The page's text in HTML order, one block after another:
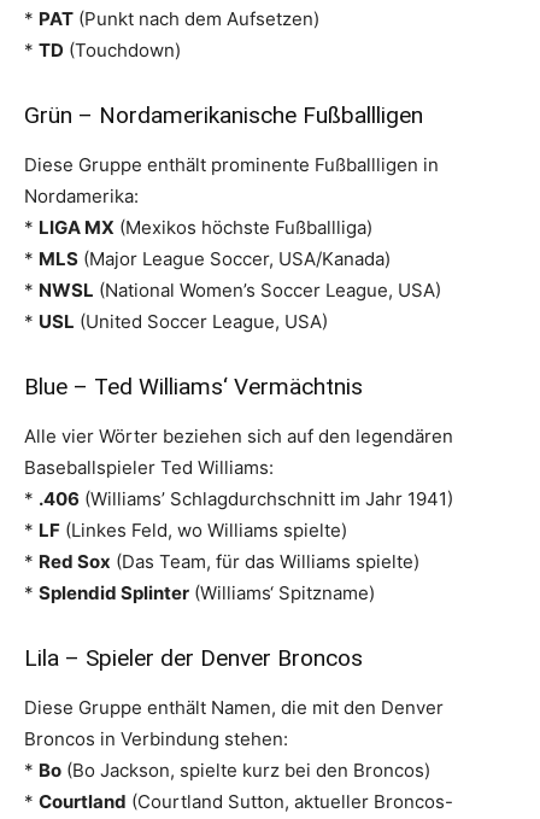
* PAT (Punkt nach dem Aufsetzen)
* TD (Touchdown)
Grün – Nordamerikanische Fußballligen
Diese Gruppe enthält prominente Fußballligen in
Nordamerika:
* LIGA MX (Mexikos höchste Fußballliga)
* MLS (Major League Soccer, USA/Kanada)
* NWSL (National Women’s Soccer League, USA)
* USL (United Soccer League, USA)
Blue – Ted Williams‘ Vermächtnis
Alle vier Wörter beziehen sich auf den legendären
Baseballspieler Ted Williams:
* .406 (Williams’ Schlagdurchschnitt im Jahr 1941)
* LF (Linkes Feld, wo Williams spielte)
* Red Sox (Das Team, für das Williams spielte)
* Splendid Splinter (Williams‘ Spitzname)
Lila – Spieler der Denver Broncos
Diese Gruppe enthält Namen, die mit den Denver
Broncos in Verbindung stehen:
* Bo (Bo Jackson, spielte kurz bei den Broncos)
* Courtland (Courtland Sutton, aktueller Broncos-